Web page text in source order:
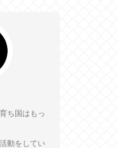
ち国はもっ
動をしてい